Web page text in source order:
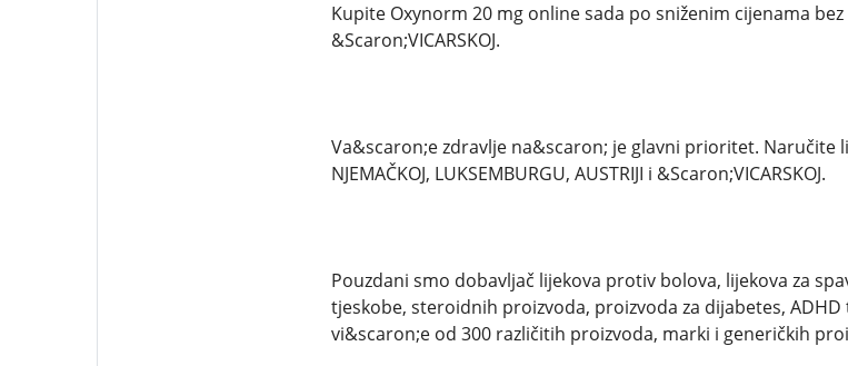
Kupite Oxynorm 20 mg online sada po sniženim cijenama bez
&Scaron;VICARSKOJ.
Va&scaron;e zdravlje na&scaron; je glavni prioritet. Naručite
NJEMAČKOJ, LUKSEMBURGU, AUSTRIJI i &Scaron;VICARSKOJ.
Pouzdani smo dobavljač lijekova protiv bolova, lijekova za
tjeskobe, steroidnih proizvoda, proizvoda za dijabetes,
vi&scaron;e od 300 različitih proizvoda, marki i generičkih